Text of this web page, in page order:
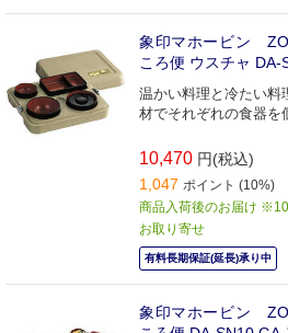
象印マホービン
ころ便 ウスチャ DA-
温かい料理と冷たい料
材でそれぞれの食器を
10,470 円(税込)
1,047 ポイント (10%)
商品入荷後のお届け
お取り寄せ
有料長期保証(延長)承り中
象印マホービン